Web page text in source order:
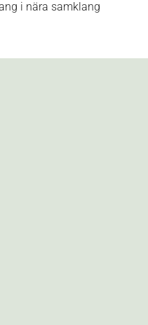
i nära samklang